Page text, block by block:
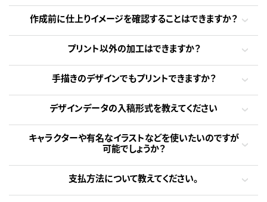
作成前に仕上りイメージを確認することはできますか？
プリント以外の加工はできますか？
手描きのデザインでもプリントできますか？
デザインデータの入稿形式を教えてください
キャラクターや有名なイラストなどを使いたいのですが
可能でしょうか？
支払方法について教えてください。